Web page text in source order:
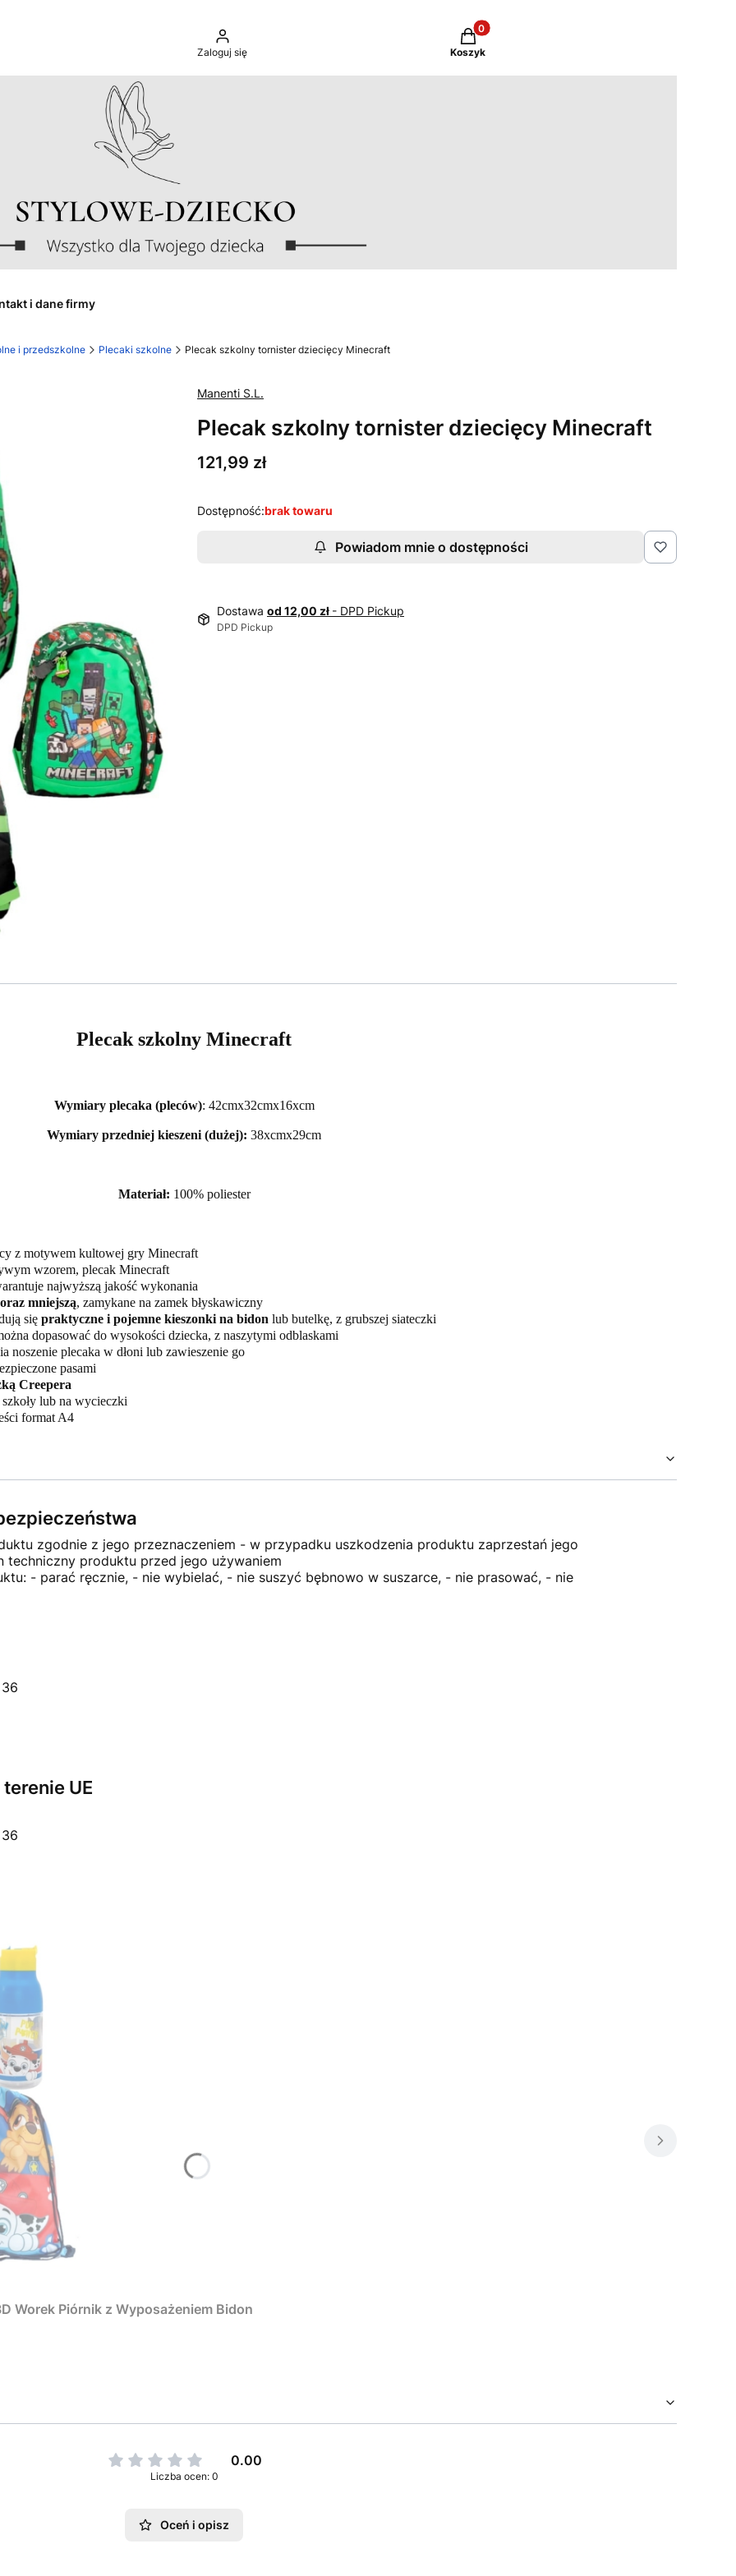
Zaloguj się
Produkty w koszyku: 0. Zobacz szczegóły
Koszyk
i dane firmy
i przedszkolne Plecaki szkolne Plecak szkolny tornister dziecięcy Minecraft
Manenti S.L.
Plecak szkolny tornister dziecięcy Minecraft
Cena
121,99 zł
Dostępność:brak towaru
Powiadom mnie o dostępności
Dostawa od 12,00 zł - DPD Pickup
DPD Pickup
Plecak szkolny Minecraft
Wymiary plecaka (pleców): 42cmx32cmx16xcm
Wymiary przedniej kieszeni (dużej): 38xcmx29cm
Materiał: 100% poliester
z motywem kultowej gry Minecraft
wzorem, plecak Minecraft
najwyższą jakość wykonania
mniejszą, zamykane na zamek błyskawiczny
się praktyczne i pojemne kieszonki na bidon lub butelkę, z grubszej siateczki
dopasować do wysokości dziecka, z naszytymi odblaskami
noszenie plecaka w dłoni lub zawieszenie go
pasami
Creepera
lub na wycieczki
format A4
zgodnie z jego przeznaczeniem - w przypadku uszkodzenia produktu zaprzestań jego
techniczny produktu przed jego używaniem
- parać ręcznie, - nie wybielać, - nie suszyć bębnowo w suszarce, - nie prasować, - nie
UE
Worek Piórnik z Wyposażeniem Bidon
0.00
Liczba ocen: 0
Oceń i opisz